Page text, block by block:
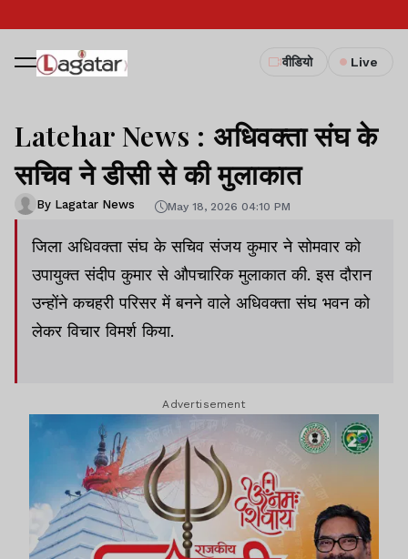
वीडियो Live
Latehar News : अधिवक्‍ता संघ के
सचिव ने डीसी से की मुलाकात
By Lagatar News May 18, 2026 04:10 PM
जिला अधिवक्‍ता संघ के सचिव संजय कुमार ने सोमवार को
उपायुक्‍त संदीप कुमार से औपचारिक मुलाकात की. इस दौरान
उन्‍होंने कचहरी परिसर में बनने वाले अधिवक्‍ता संघ भवन को
लेकर विचार विमर्श किया.
Advertisement